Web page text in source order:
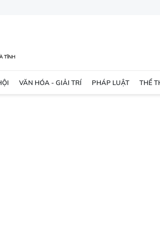
VĂN HÓA - GIẢI TRÍ PHÁP LUẬT THỂ